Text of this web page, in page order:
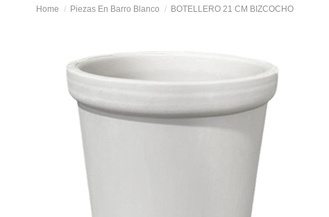
Home Piezas En Barro Blanco BOTELLERO 21 CM BIZCOCHO